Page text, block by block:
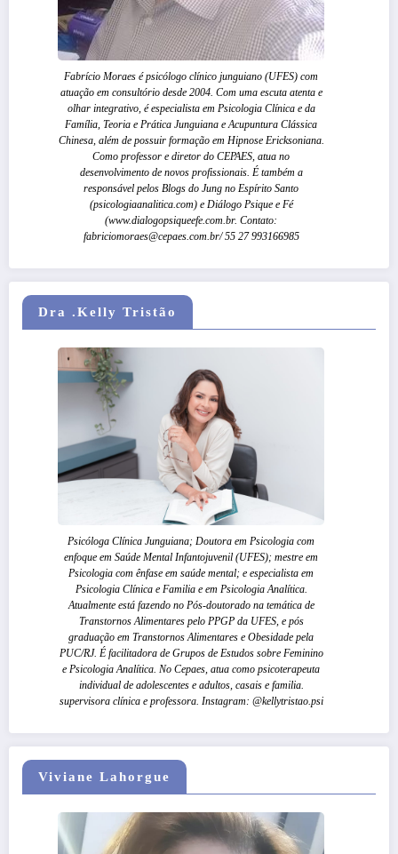
Fabrício Moraes é psicólogo clínico junguiano (UFES) com
atuação em consultório desde 2004. Com uma escuta atenta e
olhar integrativo, é especialista em Psicologia Clínica e da
Família, Teoria e Prática Junguiana e Acupuntura Clássica
Chinesa, além de possuir formação em Hipnose Ericksoniana.
Como professor e diretor do CEPAES, atua no
desenvolvimento de novos profissionais. É também a
responsável pelos Blogs do Jung no Espírito Santo
(psicologiaanalitica.com) e Diálogo Psique e Fé
(www.dialogopsiqueefe.com.br. Contato:
fabriciomoraes@cepaes.com.br/ 55 27 993166985
Dra .Kelly Tristão
Psicóloga Clínica Junguiana; Doutora em Psicologia com
enfoque em Saúde Mental Infantojuvenil (UFES); mestre em
Psicologia com ênfase em saúde mental; e especialista em
Psicologia Clínica e Familia e em Psicologia Analítica.
Atualmente está fazendo no Pós-doutorado na temática de
Transtornos Alimentares pelo PPGP da UFES, e pós
graduação em Transtornos Alimentares e Obesidade pela
PUC/RJ. É facilitadora de Grupos de Estudos sobre Feminino
e Psicologia Analítica. No Cepaes, atua como psicoterapeuta
individual de adolescentes e adultos, casais e familia.
supervisora clínica e professora. Instagram: @kellytristao.psi
Viviane Lahorgue